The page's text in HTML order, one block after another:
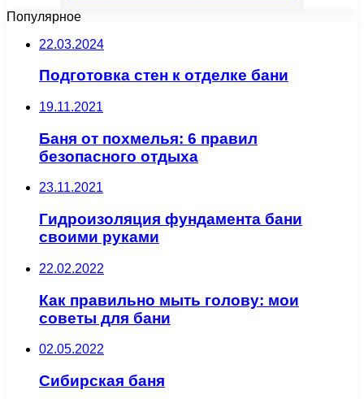
Популярное
22.03.2024
Подготовка стен к отделке бани
19.11.2021
Баня от похмелья: 6 правил
безопасного отдыха
23.11.2021
Гидроизоляция фундамента бани
своими руками
22.02.2022
Как правильно мыть голову: мои
советы для бани
02.05.2022
Сибирская баня